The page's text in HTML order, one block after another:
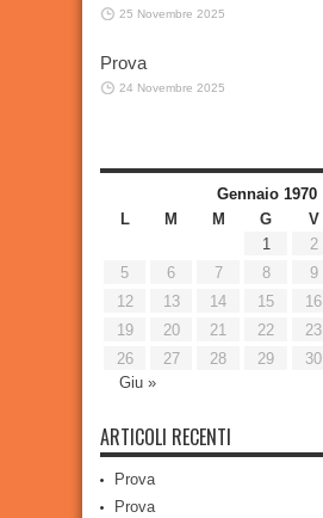
25 Novembre 2025
Prova
24 Novembre 2025
Gennaio 1970
L
M M G V
1
2
5
6 7 8 9
12
13 14 15 16
19
20 21 22 23
26
27 28 29 30
Giu »
ARTICOLI RECENTI
Prova
Prova